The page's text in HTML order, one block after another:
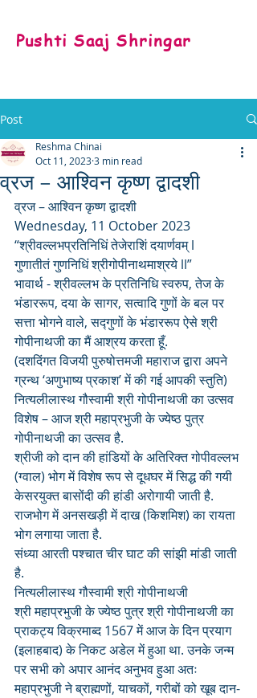
Pushti Saaj Shringar
Post
व्रज – आश्विन कृष्ण द्वादशी
Reshma Chinai
Oct 11, 20233 min read
व्रज – आश्विन कृष्ण द्वादशी
Wednesday, 11 October 2023
“श्रीवल्लभप्रतिनिधिं तेजेराशिं दयार्णवम् l
गुणातीतं गुणनिधिं श्रीगोपीनाथमाश्रये ll”
भावार्थ - श्रीवल्लभ के प्रतिनिधि स्वरुप, तेज के
भंडाररूप, दया के सागर, सत्वादि गुणों के बल पर
सत्ता भोगने वाले, सद्गुणों के भंडाररूप ऐसे श्री
गोपीनाथजी का मैं आश्रय करता हूँ.
(दशदिंगत विजयी पुरुषोत्तमजी महाराज द्वारा अपने
ग्रन्थ ‘अणुभाष्य प्रकाश’ में की गई आपकी स्तुति)
नित्यलीलास्थ गौस्वामी श्री गोपीनाथजी का उत्सव
विशेष – आज श्री महाप्रभुजी के ज्येष्ठ पुत्र
गोपीनाथजी का उत्सव है.
श्रीजी को दान की हांडियों के अतिरिक्त गोपीवल्लभ
(ग्वाल) भोग में विशेष रूप से दूधघर में सिद्ध की गयी
केसरयुक्त बासोंदी की हांडी अरोगायी जाती है.
राजभोग में अनसखड़ी में दाख (किशमिश) का रायता
भोग लगाया जाता है.
संध्या आरती पश्चात चीर घाट की सांझी मांडी जाती
है.
नित्यलीलास्थ गौस्वामी श्री गोपीनाथजी
श्री महाप्रभुजी के ज्येष्ठ पुत्र श्री गोपीनाथजी का
प्राकट्य विक्रमाब्द 1567 में आज के दिन प्रयाग
(इलाहबाद) के निकट अडेल में हुआ था. उनके जन्म
पर सभी को अपार आनंद अनुभव हुआ अतः
महाप्रभुजी ने ब्राह्मणों, याचकों, गरीबों को खूब दान-